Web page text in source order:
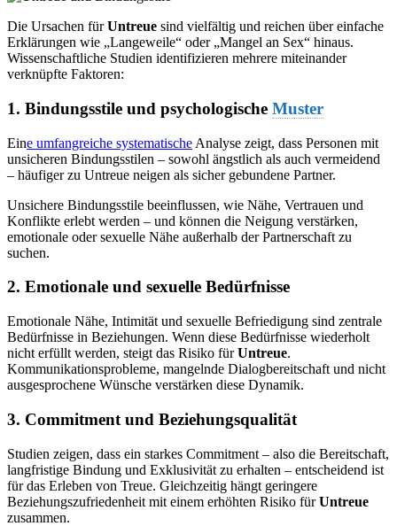
Die Ursachen fürUntreue sind vielfältig und reichen über einfache
Erklärungen wie „Langeweile“ oder „Mangel an Sex“ hinaus.
Wissenschaftliche Studien identifizieren mehrere miteinander
verknüpfte Faktoren:
1. Bindungsstile und psychologische Muster
Eine umfangreiche systematische Analyse zeigt, dass Personen mit
unsicheren Bindungsstilen – sowohl ängstlich als auch vermeidend
– häufiger zu Untreue neigen als sicher gebundene Partner.
Unsichere Bindungsstile beeinflussen, wie Nähe, Vertrauen und
Konflikte erlebt werden – und können die Neigung verstärken,
emotionale oder sexuelle Nähe außerhalb der Partnerschaft zu
suchen.
2. Emotionale und sexuelle Bedürfnisse
Emotionale Nähe, Intimität und sexuelle Befriedigung sind zentrale
Bedürfnisse in Beziehungen. Wenn diese Bedürfnisse wiederholt
nicht erfüllt werden, steigt das Risiko fürUntreue.
Kommunikationsprobleme, mangelnde Dialogbereitschaft und nicht
ausgesprochene Wünsche verstärken diese Dynamik.
3. Commitment und Beziehungsqualität
Studien zeigen, dass ein starkes Commitment – also die Bereitschaft,
langfristige Bindung und Exklusivität zu erhalten – entscheidend ist
für das Erleben von Treue. Gleichzeitig hängt geringere
Beziehungszufriedenheit mit einem erhöhten Risiko fürUntreue
zusammen.